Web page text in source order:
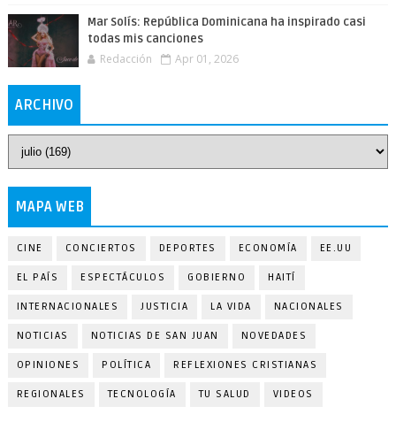
Mar Solís: República Dominicana ha inspirado casi
todas mis canciones
Redacción Apr 01, 2026
ARCHIVO
MAPA WEB
CINE CONCIERTOS DEPORTES ECONOMÍA EE.UU
EL PAÍS ESPECTÁCULOS GOBIERNO HAITÍ
INTERNACIONALES JUSTICIA LA VIDA NACIONALES
NOTICIAS NOTICIAS DE SAN JUAN NOVEDADES
OPINIONES POLÍTICA REFLEXIONES CRISTIANAS
REGIONALES TECNOLOGÍA TU SALUD VIDEOS